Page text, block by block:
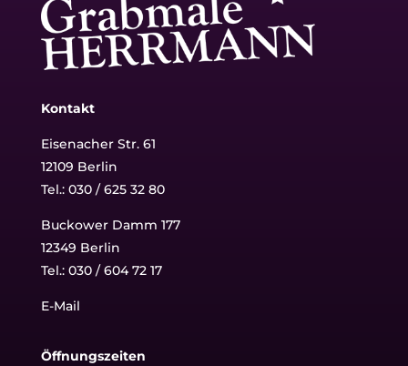
Kontakt
Eisenacher Str. 61
12109 Berlin
Tel.: 030 / 625 32 80
Buckower Damm 177
12349 Berlin
Tel.: 030 / 604 72 17
E-Mail
Öffnungszeiten